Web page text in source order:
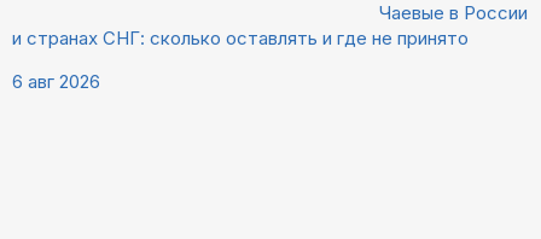
Чаевые в России
и странах СНГ: сколько оставлять и где не принято
6 авг 2026